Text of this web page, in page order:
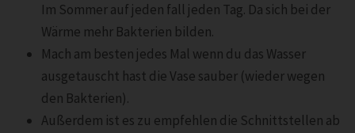
Im Sommer auf jeden fall jeden Tag. Da sich bei der
Wärme mehr Bakterien bilden.
Mach am besten jedes Mal wenn du das Wasser
ausgetauscht hast die Vase sauber (wieder wegen
den Bakterien).
Außerdem ist es zu empfehlen die Schnittstellen ab